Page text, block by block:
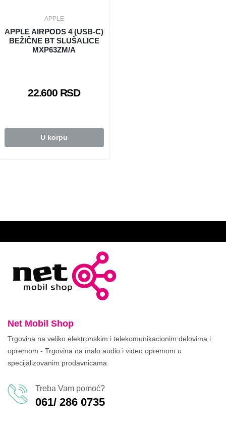
APPLE
APPLE AIRPODS 4 (USB-C)
BEŽIČNE BT SLUŠALICE
MXP63ZM/A
22.600 RSD
U korpu
Net Mobil Shop
Trgovina na veliko elektronskim i telekomunikacionim delovima i
opremom - Trgovina na malo audio i video opremom u
specijalizovanim prodavnicama
Treba Vam pomoć?
061/ 286 0735